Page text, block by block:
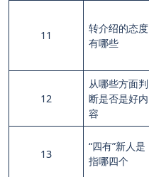
11
转介绍的态度
有哪些
12
从哪些方面判
断是否是好内
容
13
“四有”新人是
指哪四个